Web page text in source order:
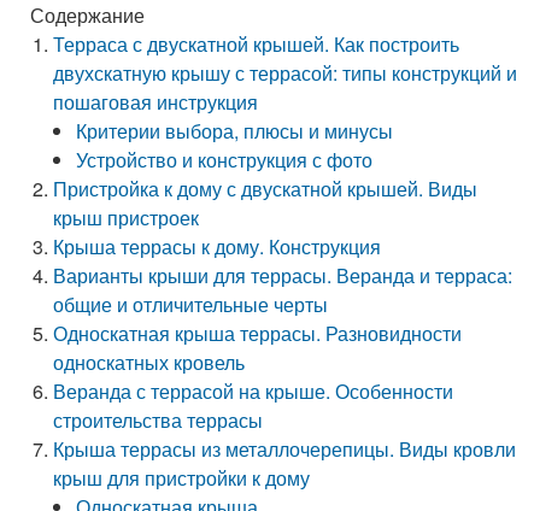
Содержание
Терраса с двускатной крышей. Как построить
двухскатную крышу с террасой: типы конструкций и
пошаговая инструкция
Критерии выбора, плюсы и минусы
Устройство и конструкция с фото
Пристройка к дому с двускатной крышей. Виды
крыш пристроек
Крыша террасы к дому. Конструкция
Варианты крыши для террасы. Веранда и терраса:
общие и отличительные черты
Односкатная крыша террасы. Разновидности
односкатных кровель
Веранда с террасой на крыше. Особенности
строительства террасы
Крыша террасы из металлочерепицы. Виды кровли
крыш для пристройки к дому